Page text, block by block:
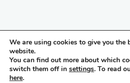
További jogi igényével a forduljon a
Bono Központjához.
We are using cookies to give you the
website.
You can find out more about which
switch them off in settings. To read
here.